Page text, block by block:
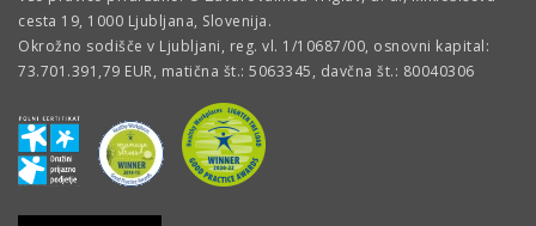
cesta 19, 1000 Ljubljana, Slovenija.
Okrožno sodišče v Ljubljani, reg. vl. 1/10687/00, osnovni kapital:
73.701.391,79 EUR, matična št.: 5063345, davčna št.: 80040306